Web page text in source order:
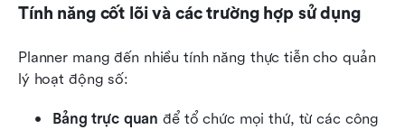
Tính năng cốt lõi và các trường hợp sử dụng
Planner mang đến nhiều tính năng thực tiễn cho quản
lý hoạt động số:
Bảng trực quan để tổ chức mọi thứ, từ các công